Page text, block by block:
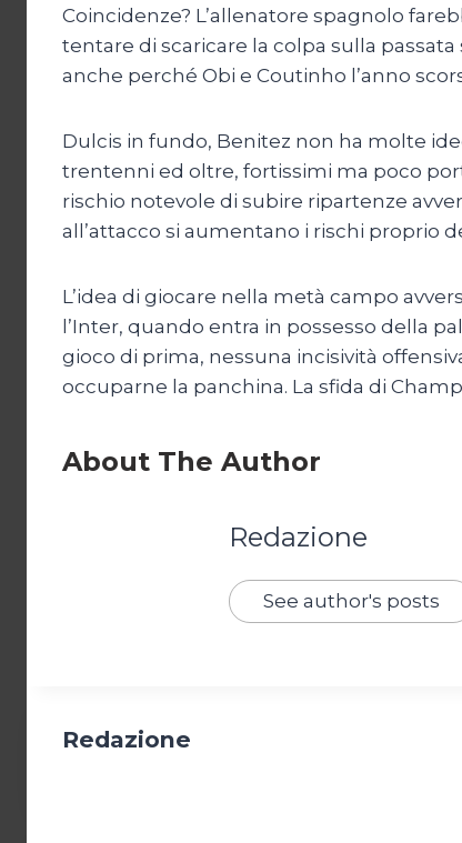
Coincidenze? L’allenatore spagnolo
tentare di scaricare la colpa sulla
anche perché Obi e Coutinho l’anno
Dulcis in fundo, Benitez non ha molte
trentenni ed oltre, fortissimi ma poco
rischio notevole di subire ripartenze
all’attacco si aumentano i rischi proprio
L’idea di giocare nella metà campo
l’Inter, quando entra in possesso della
gioco di prima, nessuna incisività
occuparne la panchina. La sfida di
About The Author
Redazione
See author's posts
Redazione